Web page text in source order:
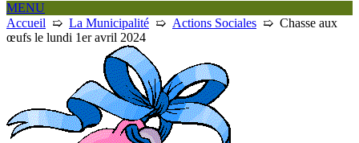
MENU
Accueil ➯ La Municipalité ➯ Actions Sociales ➯ Chasse aux
œufs le lundi 1er avril 2024